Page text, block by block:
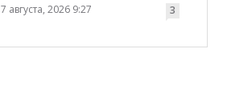
7 августа, 2026 9:27 3